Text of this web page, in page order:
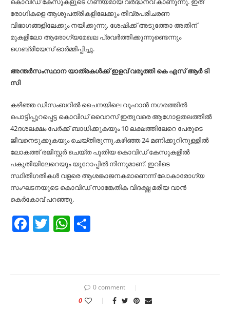
രോഗികളെ ആശുപത്രികളിലേക്കും തീവ്രപരിചരണ
വിഭാഗങ്ങളിലേക്കും നയിക്കുന്നു, ശേഷിക്ക് അടുത്തോ അതിന്
മുകളിലോ ആരോഗ്യമേഖല പ്രവര്‍ത്തിക്കുന്നുണ്ടെന്നും
ഗെബ്രിയേസ് ഓര്‍മ്മിപ്പിച്ചു.
അന്തർസംസ്ഥാന യാത്രകൾക്ക് ഇളവ് വരുത്തി കെ എസ് ആർ ടി
സി
കഴിഞ്ഞ ഡിസംബറില്‍ ചെെനയിലെ വുഹാന്‍ നഗരത്തില്‍
പൊട്ടിപ്പുറപ്പെട്ട കൊവിഡ് വെെറസ് ഇതുവരെ ആഗോളതലത്തില്‍
42ദശലക്ഷം പേര്‍ക്ക് ബാധിക്കുകയും 10 ലക്ഷത്തിലേറെ പേരുടെ
ജീവനെടുക്കുകയും ചെയ്തിരുന്നു.കഴിഞ്ഞ 24 മണിക്കൂറിനുള്ളില്‍
ലോകത്ത് രജിസ്റ്റര്‍ ചെയ്ത പുതിയ കൊവിഡ് കേസുകളില്‍
പകുതിയിലേറെയും യൂറോപ്പില്‍ നിന്നുമാണ്. ഇവിടെ
സ്ഥിതിഗതികള്‍ വളരെ ആശങ്കാജനകമാണെന്ന് ലോകാരോഗ്യ
സംഘടനയുടെ കൊവിഡ് സാങ്കേതിക വിദഗ്ദ്ധ മരിയ വാന്‍
കെര്‍കോവ് പറഞ്ഞു.
Facebook
TwitterWhatsApp
0 comment
0